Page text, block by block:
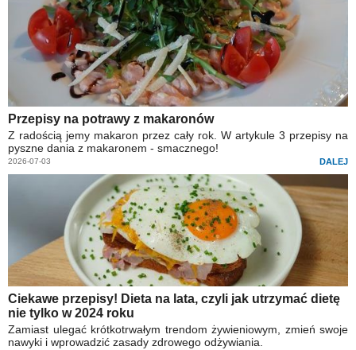
Przepisy na potrawy z makaronów
Z radością jemy makaron przez cały rok. W artykule 3 przepisy na
pyszne dania z makaronem - smacznego!
2026-07-03 DALEJ
Ciekawe przepisy! Dieta na lata, czyli jak utrzymać dietę
nie tylko w 2024 roku
Zamiast ulegać krótkotrwałym trendom żywieniowym, zmień swoje
nawyki i wprowadzić zasady zdrowego odżywiania.